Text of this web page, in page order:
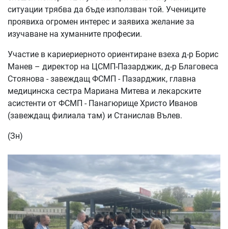
ситуации трябва да бъде използван той. Учениците
проявиха огромен интерес и заявиха желание за
изучаване на хуманните професии.
Участие в кариериерното ориентиране взеха д-р Борис
Манев – директор на ЦСМП-Пазарджик, д-р Благовеса
Стоянова - завеждащ ФСМП - Пазарджик, главна
медицинска сестра Мариана Митева и лекарските
асистенти от ФСМП - Панагюрище Христо Иванов
(завеждащ филиала там) и Станислав Вълев.
(Зн)